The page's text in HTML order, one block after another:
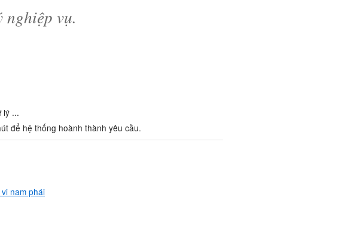
vụ.
lý ...
để hệ thống hoành thành yêu cầu.
vi nam phái